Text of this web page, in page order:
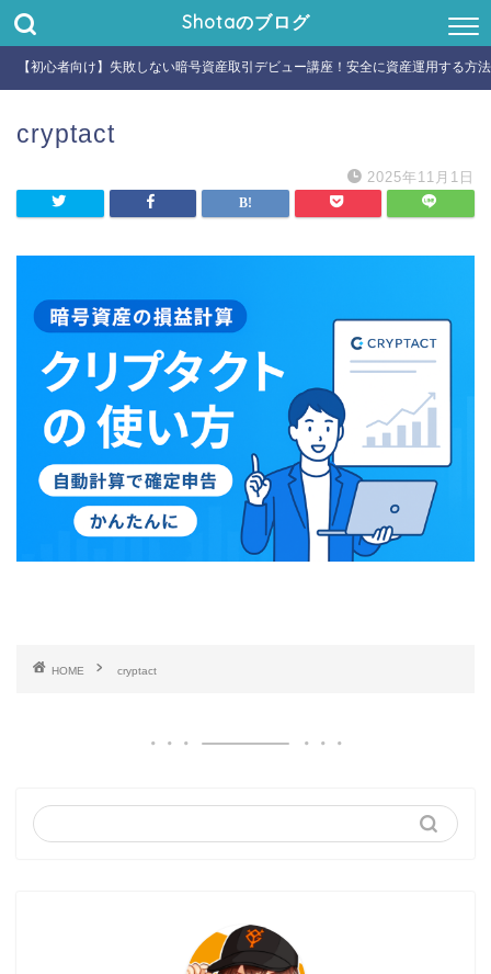
Shotaのブログ
【初心者向け】失敗しない暗号資産取引デビュー講座！安全に資産運用する方
cryptact
2025年11月1日
HOME cryptact